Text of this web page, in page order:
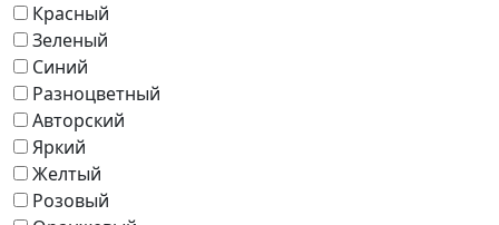
Красный
Зеленый
Синий
Разноцветный
Авторский
Яркий
Желтый
Розовый